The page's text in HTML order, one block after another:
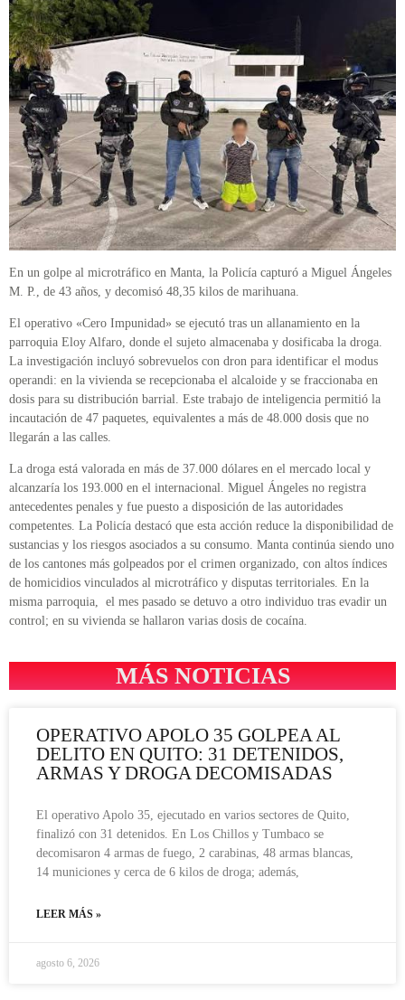
En un golpe al microtráfico en Manta, la Policía capturó a Miguel Ángeles
M. P., de 43 años, y decomisó 48,35 kilos de marihuana.
El operativo «Cero Impunidad» se ejecutó tras un allanamiento en la
parroquia Eloy Alfaro, donde el sujeto almacenaba y dosificaba la droga.
La investigación incluyó sobrevuelos con dron para identificar el modus
operandi: en la vivienda se recepcionaba el alcaloide y se fraccionaba en
dosis para su distribución barrial. Este trabajo de inteligencia permitió la
incautación de 47 paquetes, equivalentes a más de 48.000 dosis que no
llegarán a las calles.
La droga está valorada en más de 37.000 dólares en el mercado local y
alcanzaría los 193.000 en el internacional. Miguel Ángeles no registra
antecedentes penales y fue puesto a disposición de las autoridades
competentes. La Policía destacó que esta acción reduce la disponibilidad de
sustancias y los riesgos asociados a su consumo. Manta continúa siendo uno
de los cantones más golpeados por el crimen organizado, con altos índices
de homicidios vinculados al microtráfico y disputas territoriales. En la
misma parroquia, el mes pasado se detuvo a otro individuo tras evadir un
control; en su vivienda se hallaron varias dosis de cocaína.
MÁS NOTICIAS
OPERATIVO APOLO 35 GOLPEA AL
DELITO EN QUITO: 31 DETENIDOS,
ARMAS Y DROGA DECOMISADAS
El operativo Apolo 35, ejecutado en varios sectores de Quito,
finalizó con 31 detenidos. En Los Chillos y Tumbaco se
decomisaron 4 armas de fuego, 2 carabinas, 48 armas blancas,
14 municiones y cerca de 6 kilos de droga; además,
LEER MÁS »
agosto 6, 2026